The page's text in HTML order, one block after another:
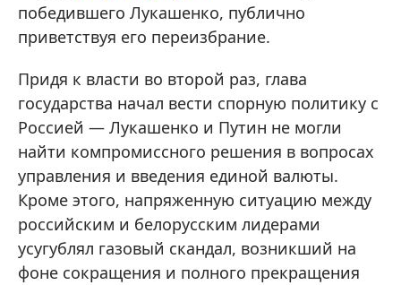
победившего Лукашенко, публично
приветствуя его переизбрание.
Придя к власти во второй раз, глава
государства начал вести спорную политику с
Россией — Лукашенко и Путин не могли
найти компромиссного решения в вопросах
управления и введения единой валюты.
Кроме этого, напряженную ситуацию между
российским и белорусским лидерами
усугублял газовый скандал, возникший на
фоне сокращения и полного прекращения